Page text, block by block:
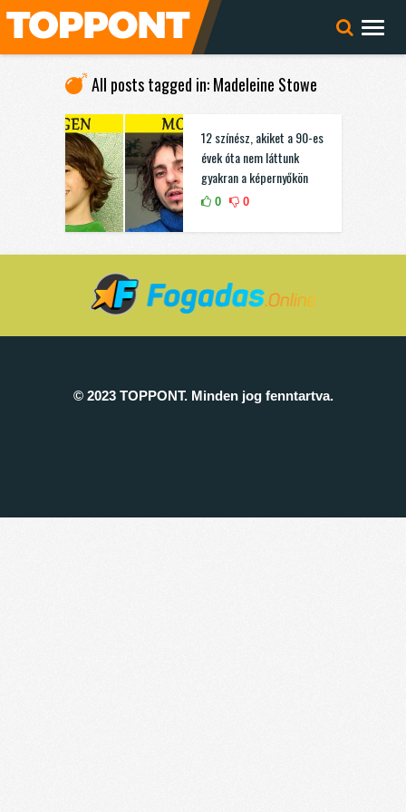
All posts tagged in: Madeleine Stowe
12 színész, akiket a 90-es
évek óta nem láttunk
gyakran a képernyőkön
0 0
© 2023 TOPPONT. Minden jog fenntartva.